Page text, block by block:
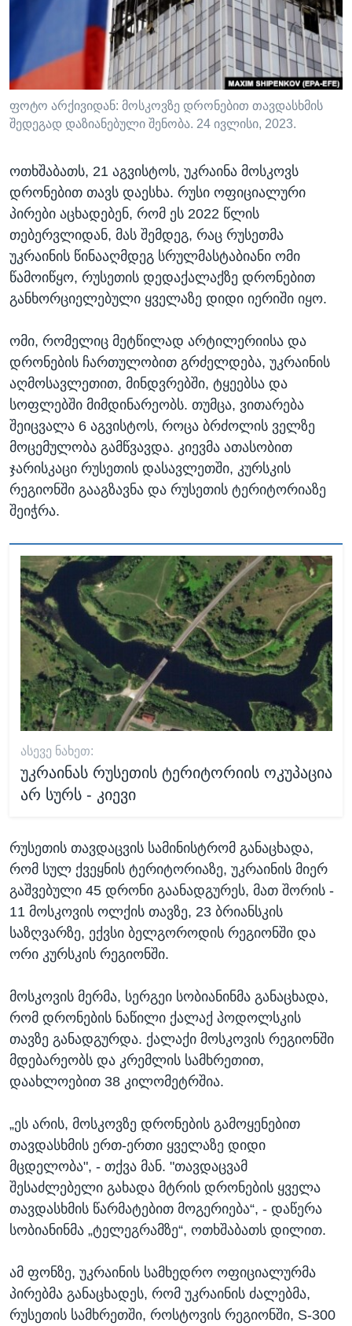
ᲡᲢᲣᲓᲘᲐ ᲕᲐᲨᲘᲜᲒᲢᲝᲜᲘ
ᲔᲙᲝᲜᲝᲛᲘᲙᲐ
ᲛᲔᲪᲜᲘᲔᲠᲔᲑᲐ
ᲘᲜᲢᲔᲠᲕᲘᲣ
ᲙᲣᲚᲢᲣᲠᲐ
ᲓᲔᲖᲘᲜᲤᲝᲠᲛᲐᲪᲘᲐ
Learning English
ᲗᲕᲐᲚᲘ ᲒᲕᲐᲓᲔᲕᲜᲔᲗ
ფოტო არქივიდან: მოსკოვზე დრონებით თავდასხმის
შედეგად დაზიანებული შენობა. 24 ივლისი, 2023.
ოთხშაბათს, 21 აგვისტოს, უკრაინა მოსკოვს
დრონებით თავს დაესხა. რუსი ოფიციალური
პირები აცხადებენ, რომ ეს 2022 წლის
თებერვლიდან, მას შემდეგ, რაც რუსეთმა
უკრაინის წინააღმდეგ სრულმასტაბიანი ომი
წამოიწყო, რუსეთის დედაქალაქზე დრონებით
განხორციელებული ყველაზე დიდი იერიში იყო.
ომი, რომელიც მეტწილად არტილერიისა და
დრონების ჩართულობით გრძელდება, უკრაინის
აღმოსავლეთით, მინდვრებში, ტყეებსა და
სოფლებში მიმდინარეობს. თუმცა, ვითარება
შეიცვალა 6 აგვისტოს, როცა ბრძოლის ველზე
მოცემულობა გამწვავდა. კიევმა ათასობით
ჯარისკაცი რუსეთის დასავლეთში, კურსკის
რეგიონში გააგზავნა და რუსეთის ტერიტორიაზე
შეიჭრა.
ᲐᲡᲔᲕᲔ ᲜᲐᲮᲔᲗ:
უკრაინას რუსეთის ტერიტორიის ოკუპაცია
არ სურს - კიევი
რუსეთის თავდაცვის სამინისტრომ განაცხადა,
რომ სულ ქვეყნის ტერიტორიაზე, უკრაინის მიერ
გაშვებული 45 დრონი გაანადგურეს, მათ შორის -
11 მოსკოვის ოლქის თავზე, 23 ბრიანსკის
საზღვარზე, ექვსი ბელგოროდის რეგიონში და
ორი კურსკის რეგიონში.
მოსკოვის მერმა, სერგეი სობიანინმა განაცხადა,
რომ დრონების ნაწილი ქალაქ პოდოლსკის
თავზე განადგურდა. ქალაქი მოსკოვის რეგიონში
მდებარეობს და კრემლის სამხრეთით,
დაახლოებით 38 კილომეტრშია.
„ეს არის, მოსკოვზე დრონების გამოყენებით
თავდასხმის ერთ-ერთი ყველაზე დიდი
მცდელობა", - თქვა მან. "თავდაცვამ
შესაძლებელი გახადა მტრის დრონების ყველა
თავდასხმის წარმატებით მოგერიება“, - დაწერა
სობიანინმა „ტელეგრამზე“, ოთხშაბათს დილით.
ამ ფონზე, უკრაინის სამხედრო ოფიციალურმა
პირებმა განაცხადეს, რომ უკრაინის ძალებმა,
რუსეთის სამხრეთში, როსტოვის რეგიონში, S-300